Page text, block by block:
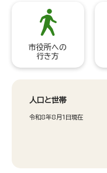
市役所への
行き方
人口と世帯
令和8年8月1日現在